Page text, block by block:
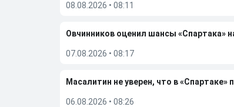
08.08.2026 • 08:11
Овчинников оценил шансы «Спартака»
07.08.2026 • 08:17
Масалитин не уверен, что в
06.08.2026 • 08:26